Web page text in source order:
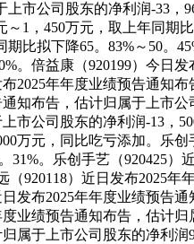
市公司股东的净利润-33，
1，450万元，取上年同期
比拟下降65。83%～50。
。倍益康（920199）今日
2025年年度业绩预告通知
知布告，估计归属于上市
公司股东的净利润-13，
万元，同比吃亏添加。乐
。乐创手艺（920425
920118）近日发布2025
发布2025年年度业绩预告
业绩预告通知布告，估计
于上市公司股东的净利润